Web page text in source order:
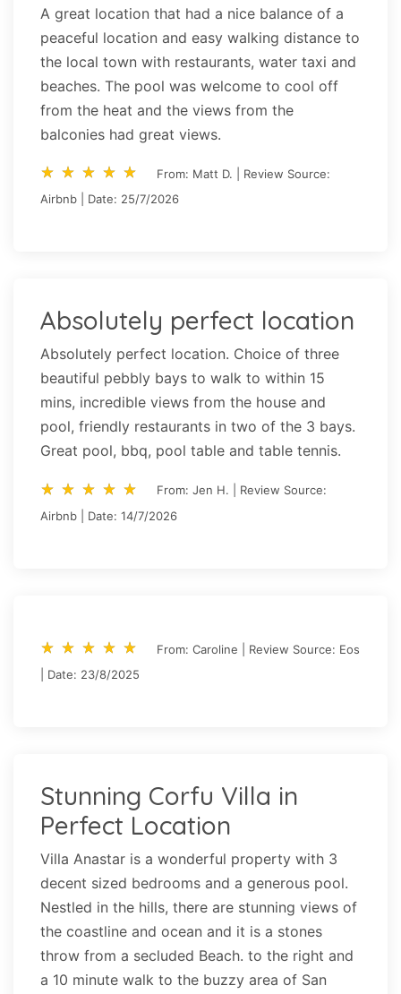
A great location that had a nice balance of a
peaceful location and easy walking distance to
the local town with restaurants, water taxi and
beaches. The pool was welcome to cool off
from the heat and the views from the
balconies had great views.
star_rate star_rate star_rate star_rate star_rate
star_rate star_rate star_rate star_rate star_rate
From: Matt D. | Review Source:
Airbnb | Date: 25/7/2026
Absolutely perfect location
Absolutely perfect location. Choice of three
beautiful pebbly bays to walk to within 15
mins, incredible views from the house and
pool, friendly restaurants in two of the 3 bays.
Great pool, bbq, pool table and table tennis.
star_rate star_rate star_rate star_rate star_rate
star_rate star_rate star_rate star_rate star_rate
From: Jen H. | Review Source:
Airbnb | Date: 14/7/2026
star_rate star_rate star_rate star_rate star_rate
star_rate star_rate star_rate star_rate star_rate
From: Caroline | Review Source: Eos
| Date: 23/8/2025
Stunning Corfu Villa in
Perfect Location
Villa Anastar is a wonderful property with 3
decent sized bedrooms and a generous pool.
Nestled in the hills, there are stunning views of
the coastline and ocean and it is a stones
throw from a secluded Beach. to the right and
a 10 minute walk to the buzzy area of San